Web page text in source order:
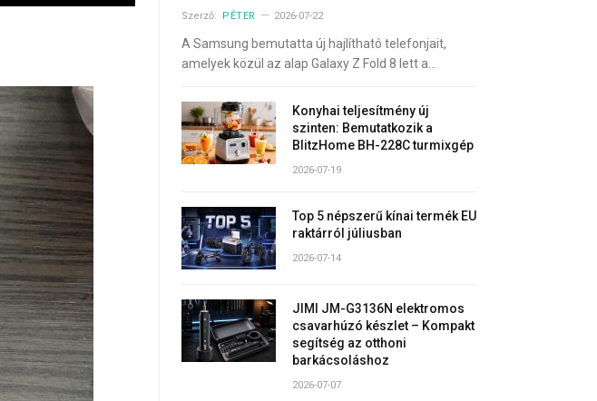
Szerző: PÉTER 2026-07-22
A Samsung bemutatta új hajlítható telefonjait,
amelyek közül az alap Galaxy Z Fold 8 lett a…
Konyhai teljesítmény új
szinten: Bemutatkozik a
BlitzHome BH-228C turmixgép
2026-07-19
Top 5 népszerű kínai termék EU
raktárról júliusban
2026-07-14
JIMI JM-G3136N elektromos
csavarhúzó készlet – Kompakt
segítség az otthoni
barkácsoláshoz
2026-07-07